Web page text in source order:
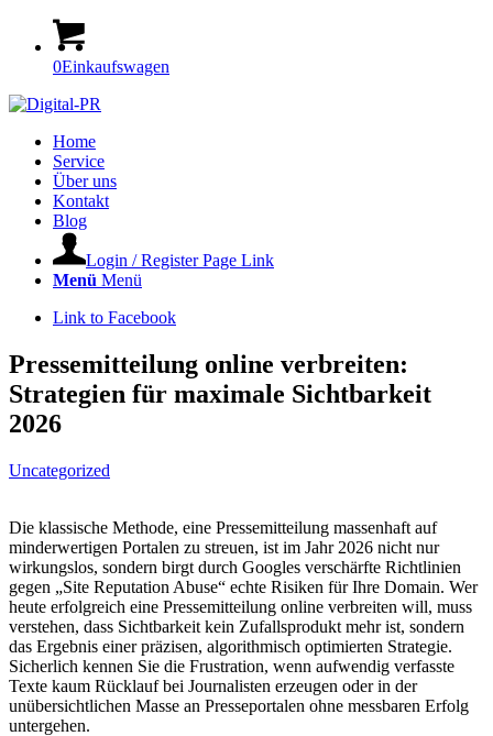
0Einkaufswagen
Home
Service
Über uns
Kontakt
Blog
Login / Register Page Link
Menü Menü
Link to Facebook
Pressemitteilung online verbreiten:
Strategien für maximale Sichtbarkeit
2026
Uncategorized
Die klassische Methode, eine Pressemitteilung massenhaft auf
minderwertigen Portalen zu streuen, ist im Jahr 2026 nicht nur
wirkungslos, sondern birgt durch Googles verschärfte Richtlinien
gegen „Site Reputation Abuse“ echte Risiken für Ihre Domain. Wer
heute erfolgreich eine Pressemitteilung online verbreiten will, muss
verstehen, dass Sichtbarkeit kein Zufallsprodukt mehr ist, sondern
das Ergebnis einer präzisen, algorithmisch optimierten Strategie.
Sicherlich kennen Sie die Frustration, wenn aufwendig verfasste
Texte kaum Rücklauf bei Journalisten erzeugen oder in der
unübersichtlichen Masse an Presseportalen ohne messbaren Erfolg
untergehen.